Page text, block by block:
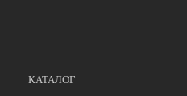
КАТАЛОГ